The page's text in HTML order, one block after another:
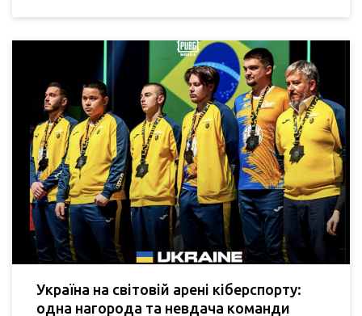
Україна на світовій арені кіберспорту:
одна нагорода та невдача команди